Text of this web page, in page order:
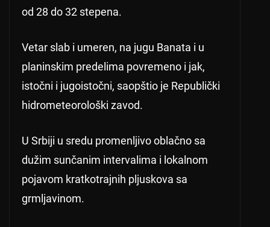
od 28 do 32 stepena.
Vetar slab i umeren, na jugu Banata i u
planinskim predelima povremeno i jak,
istočni i jugoistočni, saopštio je Republički
hidrometeorološki zavod.
U Srbiji u sredu promenljivo oblačno sa
dužim sunčanim intervalima i lokalnom
pojavom kratkotrajnih pljuskova sa
grmljavinom.